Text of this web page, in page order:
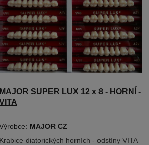
MAJOR SUPER LUX 12 x 8 - HORNÍ -
MAJOR CZ
Krabice diatorických horních - odstíny VITA